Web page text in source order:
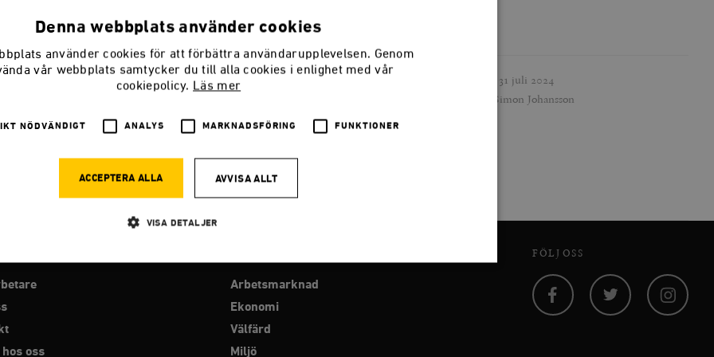
med och räddar klimatet
världen.
31 juli 2024
Simon Johansson
oss
Arbetsmarknad
Ekonomi
Välfärd
Miljö
FÖLJ OSS
Denna webbplats använder cookies
använder cookies för att förbättra användarupplevelsen. Genom
vår webbplats samtycker du till alla cookies i enlighet med vår
cookiepolicy. Läs mer
NÖDVÄNDIGT ANALYS MARKNADSFÖRING FUNKTIONER
ACCEPTERA ALLA AVVISA ALLT
VISA DETALJER
Marknadsföring Funktioner
kärnwebbplatsfunktioner som användarinloggning och kontohantering. Webbplatsen kan inte användas ordentligt
Beskrivning